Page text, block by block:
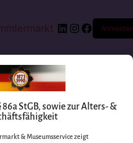
Anmelden
86a StGB, sowie zur Alters- &
& Museumsservice zeigt